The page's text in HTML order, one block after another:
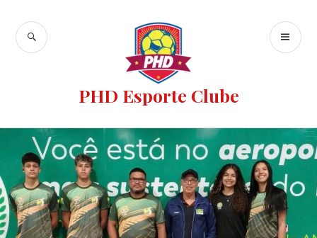
PHD Esporte Clube